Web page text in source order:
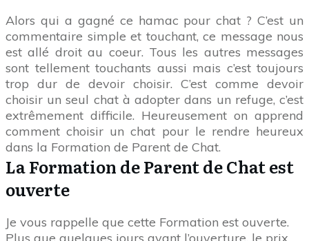
Alors qui a gagné ce hamac pour chat ? C’est un
commentaire simple et touchant, ce message nous
est allé droit au coeur. Tous les autres messages
sont tellement touchants aussi mais c’est toujours
trop dur de devoir choisir. C’est comme devoir
choisir un seul chat à adopter dans un refuge, c’est
extrêmement difficile. Heureusement on apprend
comment choisir un chat pour le rendre heureux
dans la Formation de Parent de Chat.
La Formation de Parent de Chat est
ouverte
Je vous rappelle que cette Formation est ouverte.